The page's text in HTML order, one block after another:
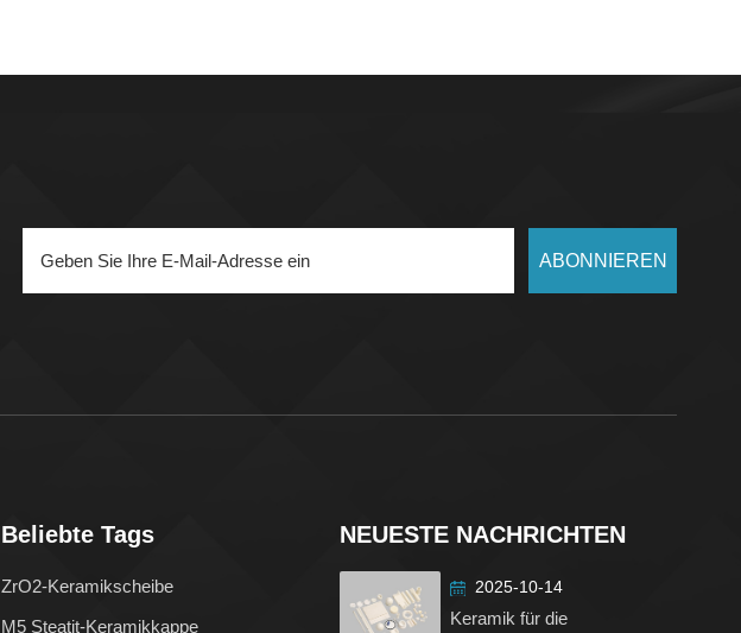
ABONNIEREN
Beliebte Tags
ZrO2-Keramikscheibe
M5 Steatit-Keramikkappe
NEUESTE NACHRICHTEN
2025-10-14
Keramik für die